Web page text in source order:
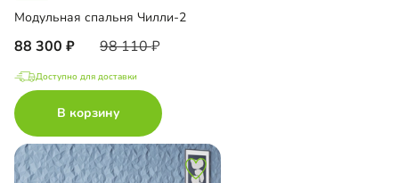
Модульная спальня Чилли-2
88 300 98 110
Доступно для доставки
В корзину